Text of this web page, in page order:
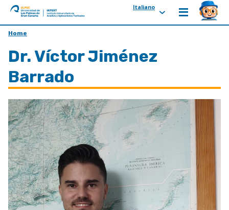
ULPGC
Ir
inicio
de
IATEXT
Italiano
Home
Dr. Víctor Jiménez
Barrado